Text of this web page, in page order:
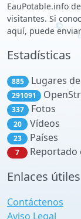
EauPotable.info
visitantes. Si
aquí, puede
Estadísticas
885 Lugares
291091
337 Fotos
20 Vídeos
23 Países
7
Enlaces útiles
Contáctenos
Aviso Legal